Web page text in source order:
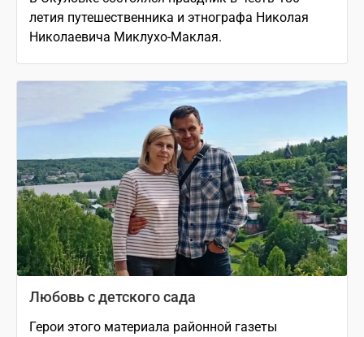
летия путешественника и этнографа Николая
Николаевича Миклухо-Маклая.
Любовь с детского сада
Герои этого материала районной газеты